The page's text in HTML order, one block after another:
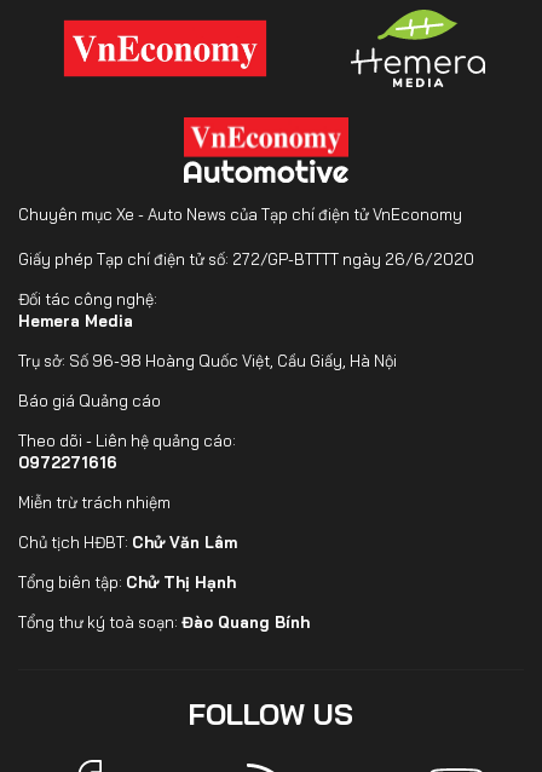
Chuyên mục Xe - Auto News của Tạp chí điện tử VnEconomy
Giấy phép Tạp chí điện tử số: 272/GP-BTTTT ngày 26/6/2020
Đối tác công nghệ:
Hemera Media
Trụ sở: Số 96-98 Hoàng Quốc Việt, Cầu Giấy, Hà Nội
Báo giá Quảng cáo
Theo dõi - Liên hệ quảng cáo:
0972271616
Miễn trừ trách nhiệm
Chủ tịch HĐBT: Chử Văn Lâm
Tổng biên tập: Chử Thị Hạnh
Tổng thư ký toà soạn: Đào Quang Bính
FOLLOW US